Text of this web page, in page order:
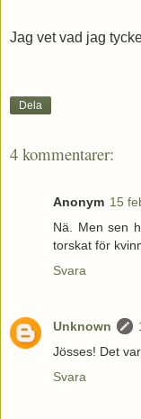
Jag vet vad jag
Dela
4 kommentarer:
Anonym 15
Nä. Men sen
torskat för
Svara
Unknown
Jösses! Det
Svara